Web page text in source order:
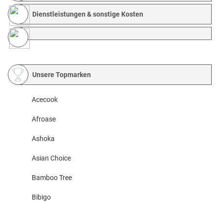
Dienstleistungen & sonstige Kosten
Unsere Topmarken
Acecook
Afroase
Ashoka
Asian Choice
Bamboo Tree
Bibigo